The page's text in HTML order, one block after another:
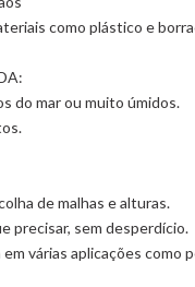
como plástico e
do mar ou muito úmidos.
de malhas e alturas.
precisar, sem desperdício.
várias aplicações como